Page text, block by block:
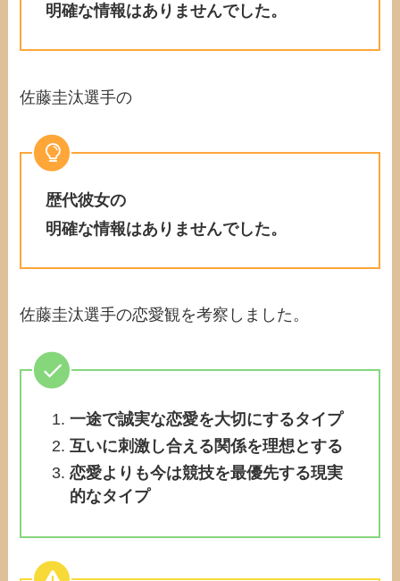
明確な情報はありませんでした。
佐藤圭汰選手の
歴代彼女の
明確な情報はありませんでした。
佐藤圭汰選手の恋愛観を考察しました。
一途で誠実な恋愛を大切にするタイプ
互いに刺激し合える関係を理想とする
恋愛よりも今は競技を最優先する現実
的なタイプ